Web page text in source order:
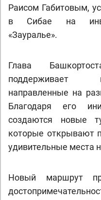
Раисом Габитовым,
в Сибае на
«Зауралье».
Глава
поддерживает
направленные на
Благодаря его
создаются новые
которые открывают
удивительные места
Новый маршрут